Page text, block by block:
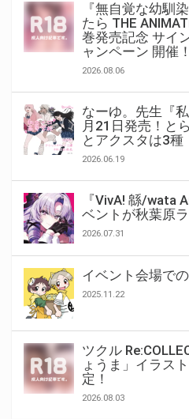
『無自覚な幼馴
たら THE
巻発売記念 サイ
ャンペーン 開催！
2026.08.06
なーゆ。先生『
月21日発売！と
とアクスタは3種
2026.06.19
『VivA! 緜/wata
ベントが秋葉原
2026.07.31
イベント会場で
2025.11.22
ツクル
ょうま」イラス
定！
2026.08.03